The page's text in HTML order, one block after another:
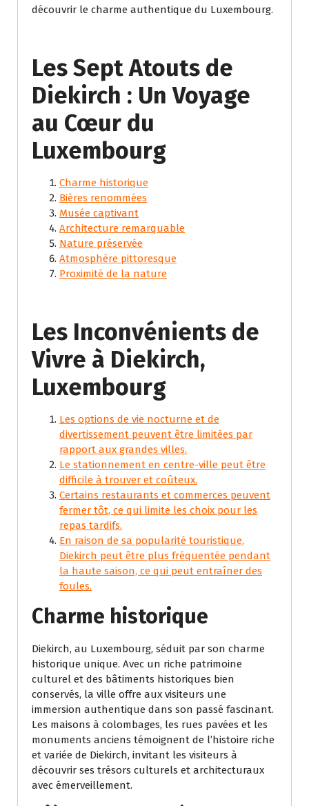
découvrir le charme authentique du Luxembourg.
Les Sept Atouts de
Diekirch : Un Voyage
au Cœur du
Luxembourg
Charme historique
Bières renommées
Musée captivant
Architecture remarquable
Nature préservée
Atmosphère pittoresque
Proximité de la nature
Les Inconvénients de
Vivre à Diekirch,
Luxembourg
Les options de vie nocturne et de
divertissement peuvent être limitées par
rapport aux grandes villes.
Le stationnement en centre-ville peut être
difficile à trouver et coûteux.
Certains restaurants et commerces peuvent
fermer tôt, ce qui limite les choix pour les
repas tardifs.
En raison de sa popularité touristique,
Diekirch peut être plus fréquentée pendant
la haute saison, ce qui peut entraîner des
foules.
Charme historique
Diekirch, au Luxembourg, séduit par son charme
historique unique. Avec un riche patrimoine
culturel et des bâtiments historiques bien
conservés, la ville offre aux visiteurs une
immersion authentique dans son passé fascinant.
Les maisons à colombages, les rues pavées et les
monuments anciens témoignent de l’histoire riche
et variée de Diekirch, invitant les visiteurs à
découvrir ses trésors culturels et architecturaux
avec émerveillement.